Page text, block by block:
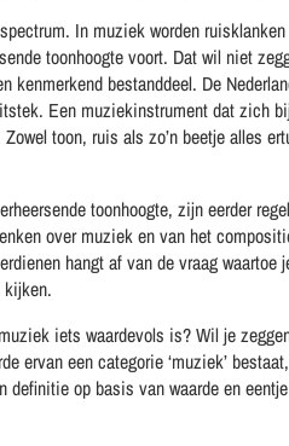
In muziek worden
toonhoogte voort. Dat wil niet
kenmerkend bestanddeel. De
Een muziekinstrument dat zich
toon, ruis als zo’n beetje alles
toonhoogte, zijn eerder
over muziek en van het
hangt af van de vraag
iets waardevols is? Wil je
ervan een categorie ‘muziek’
definitie op basis van waarde en